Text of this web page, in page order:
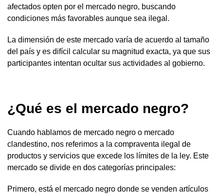
afectados opten por el mercado negro, buscando
condiciones más favorables aunque sea ilegal.
La dimensión de este mercado varía de acuerdo al tamaño
del país y es difícil calcular su magnitud exacta, ya que sus
participantes intentan ocultar sus actividades al gobierno.
¿Qué es el mercado negro?
Cuando hablamos de mercado negro o mercado
clandestino, nos referimos a la compraventa ilegal de
productos y servicios que excede los límites de la ley. Este
mercado se divide en dos categorías principales:
Primero, está el mercado negro donde se venden artículos